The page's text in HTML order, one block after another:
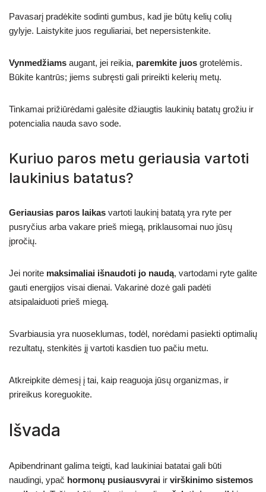
Pavasarį pradėkite sodinti gumbus, kad jie būtų kelių colių
gylyje. Laistykite juos reguliariai, bet nepersistenkite.
Vynmedžiams augant, jei reikia, paremkite juos grotelėmis.
Būkite kantrūs; jiems subręsti gali prireikti kelerių metų.
Tinkamai prižiūrėdami galėsite džiaugtis laukinių batatų grožiu ir
potencialia nauda savo sode.
Kuriuo paros metu geriausia vartoti
laukinius batatus?
Geriausias paros laikas vartoti laukinį batatą yra ryte per
pusryčius arba vakare prieš miegą, priklausomai nuo jūsų
įpročių.
Jei norite maksimaliai išnaudoti jo naudą, vartodami ryte galite
gauti energijos visai dienai. Vakarinė dozė gali padėti
atsipalaiduoti prieš miegą.
Svarbiausia yra nuoseklumas, todėl, norėdami pasiekti optimalių
rezultatų, stenkitės jį vartoti kasdien tuo pačiu metu.
Atkreipkite dėmesį į tai, kaip reaguoja jūsų organizmas, ir
prireikus koreguokite.
Išvada
Apibendrinant galima teigti, kad laukiniai batatai gali būti
naudingi, ypač hormonų pusiausvyrai ir virškinimo sistemos